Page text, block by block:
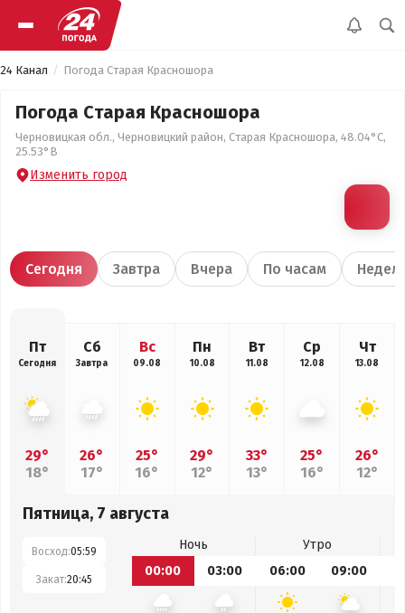
24 Канал Погода Старая Красношора
Погода Старая Красношора
Черновицкая обл., Черновицкий район, Старая Красношора, 48.04°С,
25.53°В
Изменить город
Сегодня Завтра Вчера По часам
Пт
Сегодня
29°
18°
Сб
Завтра
26°
17°
Вс
09.08
25°
16°
Пн
10.08
29°
12°
Вт
11.08
33°
13°
Ср
12.08
25°
16°
Чт
13.08
26°
12°
Пятница, 7 августа
Восход:05:59
Закат:20:45
Ночь
Утро
00:00
03:00 06:00 09:00